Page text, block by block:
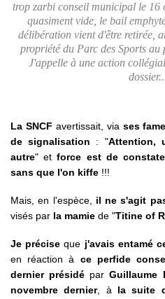
trop zarbi conseil municipal le 16
quasiment vide, le bail
délibération vient d'être retirée,
propriété du Parc des Sports
J'appelle à une action
La SNCF avertissait, via ses
de signalisation : "Attention,
autre" et force est de
sans que l'on kiffe !!!
Mais, en l'espèce, il ne s'agit
visés par la mamie de "Titine of
Je précise que j'avais entamé
en réaction à ce perfide
dernier présidé parGuillaume
novembre dernier, à la suite